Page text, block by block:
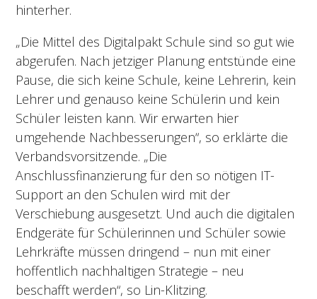
hinterher.
„Die Mittel des Digitalpakt Schule sind so gut wie
abgerufen. Nach jetziger Planung entstünde eine
Pause, die sich keine Schule, keine Lehrerin, kein
Lehrer und genauso keine Schülerin und kein
Schüler leisten kann. Wir erwarten hier
umgehende Nachbesserungen“, so erklärte die
Verbandsvorsitzende. „Die
Anschlussfinanzierung für den so nötigen IT-
Support an den Schulen wird mit der
Verschiebung ausgesetzt. Und auch die digitalen
Endgeräte für Schülerinnen und Schüler sowie
Lehrkräfte müssen dringend – nun mit einer
hoffentlich nachhaltigen Strategie – neu
beschafft werden“, so Lin-Klitzing.